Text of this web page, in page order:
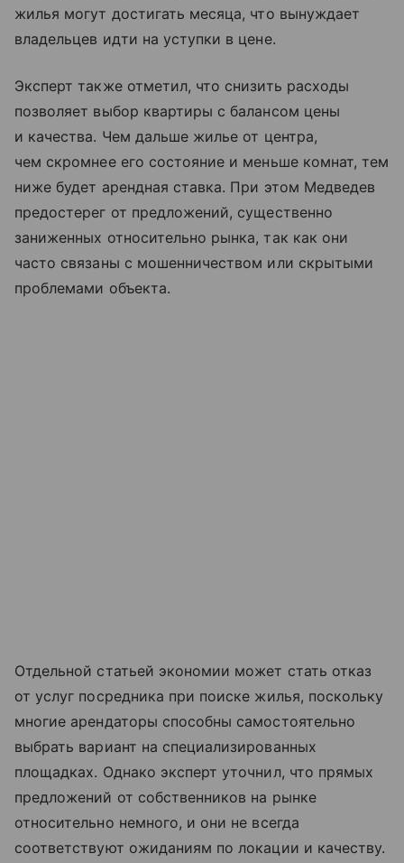
жилья могут достигать месяца, что вынуждает
владельцев идти на уступки в цене.
Эксперт также отметил, что снизить расходы
позволяет выбор квартиры с балансом цены
и качества. Чем дальше жилье от центра,
чем скромнее его состояние и меньше комнат, тем
ниже будет арендная ставка. При этом Медведев
предостерег от предложений, существенно
заниженных относительно рынка, так как они
часто связаны с мошенничеством или скрытыми
проблемами объекта.
Отдельной статьей экономии может стать отказ
от услуг посредника при поиске жилья, поскольку
многие арендаторы способны самостоятельно
выбрать вариант на специализированных
площадках. Однако эксперт уточнил, что прямых
предложений от собственников на рынке
относительно немного, и они не всегда
соответствуют ожиданиям по локации и качеству.